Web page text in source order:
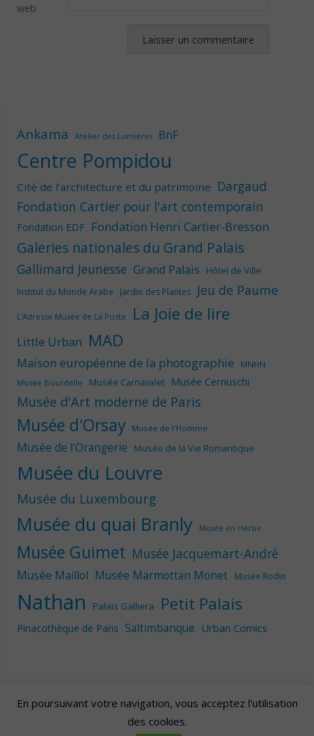
web
Ankama Atelier des Lumières BnF
Centre Pompidou
Cité de l'architecture et du patrimoine Dargaud
Fondation Cartier pour l'art contemporain
Fondation EDF Fondation Henri Cartier-Bresson
Galeries nationales du Grand Palais
Gallimard Jeunesse Grand Palais Hôtel de Ville
Institut du Monde Arabe Jardin des Plantes Jeu de Paume
L'Adresse Musée de La Poste La Joie de lire
Little Urban MAD
Maison européenne de la photographie
MNHN
Musée Bourdelle
Musée Carnavalet Musée Cernuschi
Musée d'Art moderne de Paris
Musée d'Orsay Musée de l'Homme
Musée de l'Orangerie Musée de la Vie Romantique
Musée du Louvre
Musée du Luxembourg
Musée du quai Branly Musée en Herbe
Musée Guimet Musée Jacquemart-André
Musée Maillol Musée Marmottan Monet Musée Rodin
Nathan Palais Galliera Petit Palais
Pinacothèque de Paris Saltimbanque Urban Comics
| Fièrement propulsé par
En poursuivant votre navigation, vous acceptez l'utilisation
des cookies.